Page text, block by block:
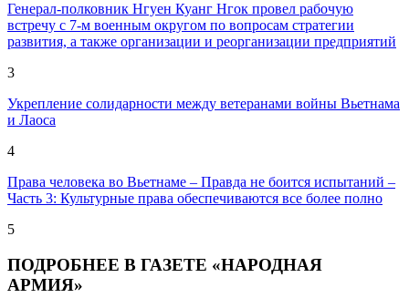
Генерал-полковник Нгуен Куанг Нгок провел рабочую
встречу с 7-м военным округом по вопросам стратегии
развития, а также организации и реорганизации предприятий
3
Укрепление солидарности между ветеранами войны Вьетнама
и Лаоса
4
Права человека во Вьетнаме – Правда не боится испытаний –
Часть 3: Культурные права обеспечиваются всe более полно
5
ПОДРОБНЕЕ В ГАЗЕТЕ «НАРОДНАЯ
АРМИЯ»